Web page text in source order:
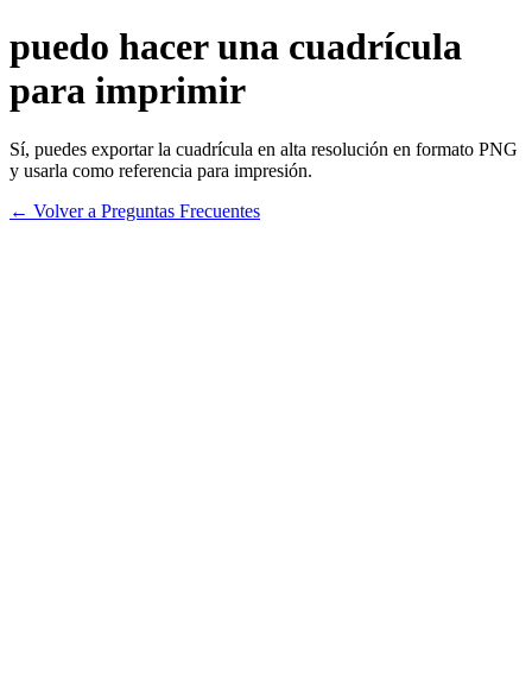
puedo hacer una cuadrícula
para imprimir
Sí, puedes exportar la cuadrícula en alta resolución en formato PNG
y usarla como referencia para impresión.
← Volver a Preguntas Frecuentes